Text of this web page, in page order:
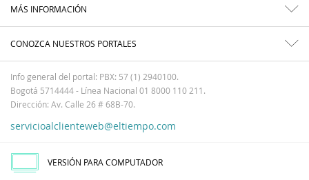
MÁS INFORMACIÓN
CONOZCA NUESTROS PORTALES
Info general del portal: PBX: 57 (1) 2940100.
Bogotá 5714444 - Línea Nacional 01 8000 110 211.
Dirección: Av. Calle 26 # 68B-70.
servicioalclienteweb@eltiempo.com
VERSIÓN PARA COMPUTADOR